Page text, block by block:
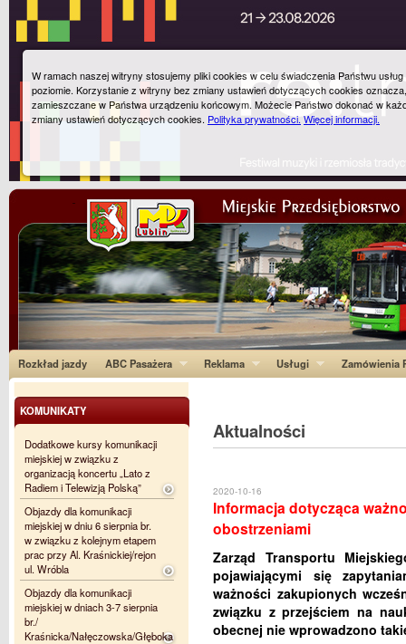
Rozkład jazdy ABC Pasażera Reklama Usługi Zamówienia
Aktualności
2020-10-16
Informacja dotycząca
obostrzeniami
Zarząd Transportu
pojawiającymi się
ważności zakupionych
związku z przejściem na
obecnej nie wprowadzono
KOMUNIKATY
Dodatkowe kursy komunikacji
miejskiej w związku z
organizacją koncertu „Lato z
Radiem i Telewizją Polską”
Objazdy dla komunikacji
miejskiej w dniu 6 sierpnia br.
w związku z kolejnym etapem
prac przy Al. Kraśnickiej/rejon
ul. Wróbla
Objazdy dla komunikacji
miejskiej w dniach 3-7 sierpnia
br./
Kraśnicka/Nałęczowska/Głęboka
W ramach naszej witryny stosujemy pliki cookies w celu świadczenia Państwu
poziomie. Korzystanie z witryny bez zmiany ustawień dotyczących cookies
zamieszczane w Państwa urządzeniu końcowym. Możecie Państwo dokonać w
zmiany ustawień dotyczących cookies. Polityka prywatności.Więcej informacji.